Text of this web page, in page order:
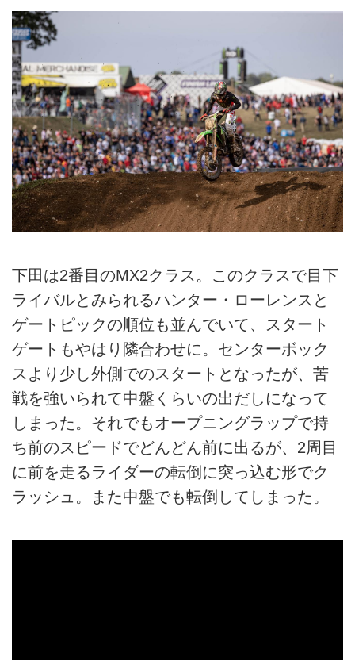
下田は2番目のMX2クラス。このクラスで目下
ライバルとみられるハンター・ローレンスと
ゲートピックの順位も並んでいて、スタート
ゲートもやはり隣合わせに。センターボック
スより少し外側でのスタートとなったが、苦
戦を強いられて中盤くらいの出だしになって
しまった。それでもオープニングラップで持
ち前のスピードでどんどん前に出るが、2周目
に前を走るライダーの転倒に突っ込む形でク
ラッシュ。また中盤でも転倒してしまった。